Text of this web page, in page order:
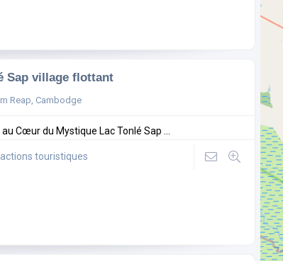
Sap village flottant
Reap, Cambodge
Cœur du Mystique Lac Tonlé Sap ...
touristiques